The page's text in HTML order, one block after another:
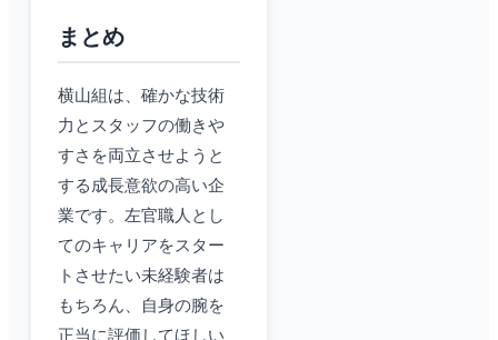
まとめ
横山組は、確かな技術
力とスタッフの働きや
すさを両立させようと
する成長意欲の高い企
業です。左官職人とし
てのキャリアをスター
トさせたい未経験者は
もちろん、自身の腕を
正当に評価してほしい